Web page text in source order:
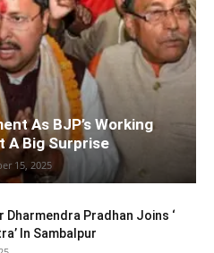
As BJP’s Working
A Big Surprise
15, 2025
Dharmendra Pradhan Joins ‘
In Sambalpur